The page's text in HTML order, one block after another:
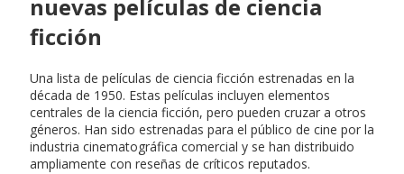
nuevas películas de ciencia
ficción
Una lista de películas de ciencia ficción estrenadas en la
década de 1950. Estas películas incluyen elementos
centrales de la ciencia ficción, pero pueden cruzar a otros
géneros. Han sido estrenadas para el público de cine por la
industria cinematográfica comercial y se han distribuido
ampliamente con reseñas de críticos reputados.